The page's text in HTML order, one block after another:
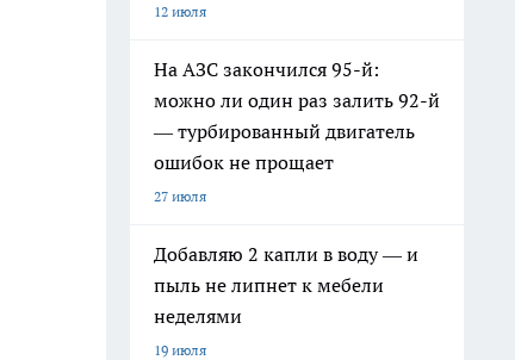
12 июля
На АЗС закончился 95-й:
можно ли один раз залить 92-й
— турбированный двигатель
ошибок не прощает
27 июля
Добавляю 2 капли в воду — и
пыль не липнет к мебели
неделями
19 июля